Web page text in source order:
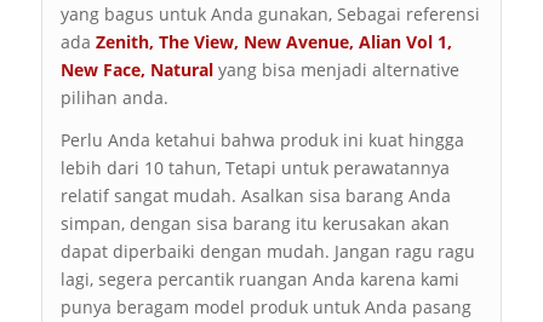
yang bagus untuk Anda gunakan, Sebagai referensi
ada Zenith, The View, New Avenue, Alian Vol 1,
New Face, Natural yang bisa menjadi alternative
pilihan anda.
Perlu Anda ketahui bahwa produk ini kuat hingga
lebih dari 10 tahun, Tetapi untuk perawatannya
relatif sangat mudah. Asalkan sisa barang Anda
simpan, dengan sisa barang itu kerusakan akan
dapat diperbaiki dengan mudah. Jangan ragu ragu
lagi, segera percantik ruangan Anda karena kami
punya beragam model produk untuk Anda pasang